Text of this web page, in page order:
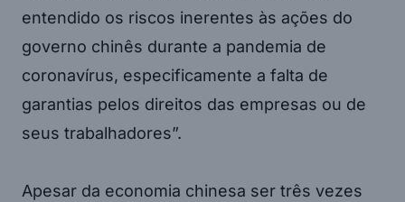
entendido os riscos inerentes às ações do
governo chinês durante a pandemia de
coronavírus, especificamente a falta de
garantias pelos direitos das empresas ou de
seus trabalhadores”.
Apesar da economia chinesa ser três vezes